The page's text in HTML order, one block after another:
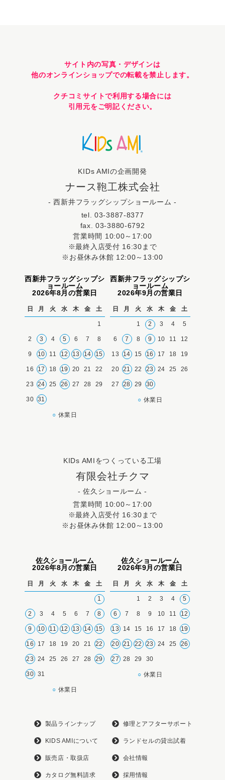
サイト内の写真・デザインは
他のオンラインショップでの転載を禁止します。
クチコミサイトで利用する場合には
引用元をご明記ください。
KIDs AMIの企画開発
ナース鞄工株式会社
- 西新井フラッグシップショールーム -
tel. 03-3887-8377
fax. 03-3880-6792
営業時間 10:00～17:00
※最終入店受付 16:30まで
※お昼休み休館 12:00～13:00
西新井フラッグシップシ
ョールーム
2026年8月の営業日
日 月 火 水 木 金 土
1
2 3 4 5 6 7 8
9 10 11 12 13 14 15
16 17 18 19 20 21 22
23 24 25 26 27 28 29
30 31
○ 休業日
西新井フラッグシップシ
ョールーム
2026年9月の営業日
日 月 火 水 木 金 土
1 2 3 4 5
6 7 8 9 10 11 12
13 14 15 16 17 18 19
20 21 22 23 24 25 26
27 28 29 30
○ 休業日
KIDs AMIをつくっている工場
有限会社チクマ
- 佐久ショールーム -
営業時間 10:00～17:00
※最終入店受付 16:30まで
※お昼休み休館 12:00～13:00
佐久ショールーム
2026年8月の営業日
日 月 火 水 木 金 土
1
2 3 4 5 6 7 8
9 10 11 12 13 14 15
16 17 18 19 20 21 22
23 24 25 26 27 28 29
30 31
○ 休業日
佐久ショールーム
2026年9月の営業日
日 月 火 水 木 金 土
1 2 3 4 5
6 7 8 9 10 11 12
13 14 15 16 17 18 19
20 21 22 23 24 25 26
27 28 29 30
○ 休業日
製品ラインナップ
KIDS AMIについて
販売店・取扱店
カタログ無料請求
修理とアフターサポート
ランドセルの貸出試着
会社情報
採用情報